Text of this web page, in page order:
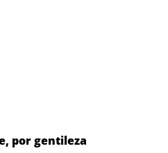
por gentileza